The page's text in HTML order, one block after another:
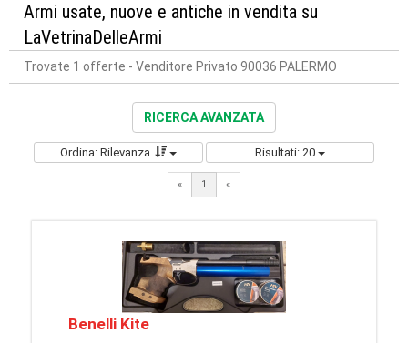
Armi usate, nuove e antiche in vendita su
LaVetrinaDelleArmi
Trovate 1 offerte - Venditore Privato 90036 PALERMO
RICERCA AVANZATA
Ordina: Rilevanza Risultati: 20
« 1 «
Benelli Kite